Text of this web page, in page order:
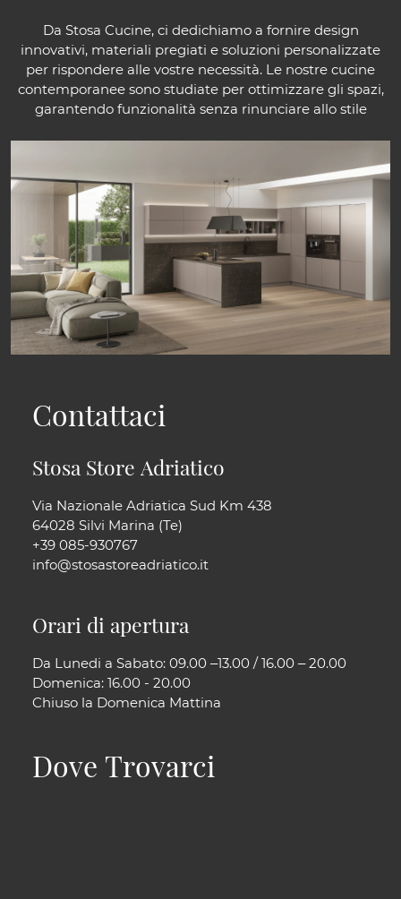
Da Stosa Cucine, ci dedichiamo a fornire design
innovativi, materiali pregiati e soluzioni personalizzate
per rispondere alle vostre necessità. Le nostre cucine
contemporanee sono studiate per ottimizzare gli spazi,
garantendo funzionalità senza rinunciare allo stile
Contattaci
Stosa Store Adriatico
Via Nazionale Adriatica Sud Km 438
64028 Silvi Marina (Te)
+39 085-930767
info@stosastoreadriatico.it
Orari di apertura
Da Lunedi a Sabato: 09.00 –13.00 / 16.00 – 20.00
Domenica: 16.00 - 20.00
Chiuso la Domenica Mattina
Dove Trovarci